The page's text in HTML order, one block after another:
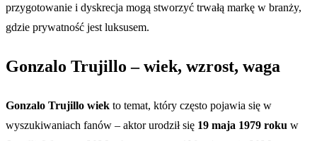
przygotowanie i dyskrecja mogą stworzyć trwałą markę w branży,
gdzie prywatność jest luksusem.
Gonzalo Trujillo – wiek, wzrost, waga
Gonzalo Trujillo wiek to temat, który często pojawia się w
wyszukiwaniach fanów – aktor urodził się 19 maja 1979 roku w